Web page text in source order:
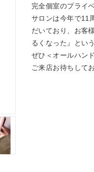
完全個室のプライ
サロンは今年で11
だいており、お客
るくなった』とい
ぜひ＜オールハン
ご来店お待ちして